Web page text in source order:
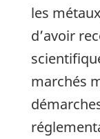
les
d’avoir
marchés